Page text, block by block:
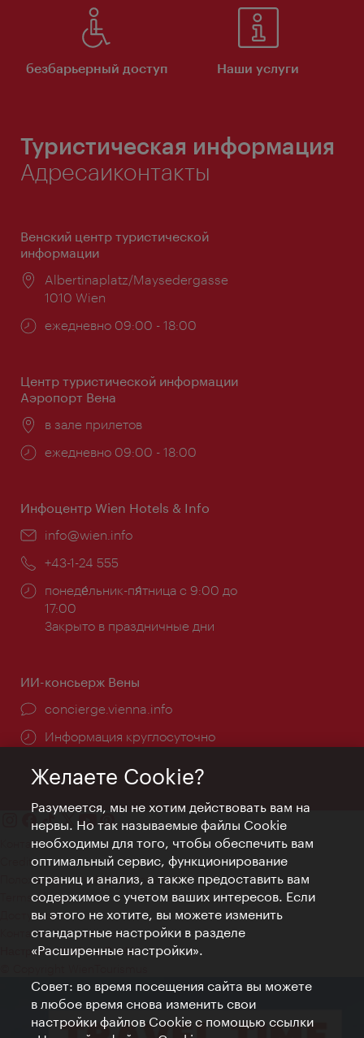
безбарьерный доступ Наши услуги
Туристическая информация
Адресаиконтакты
Венский центр туристической
информации
Расположение:
Albertinaplatz/Maysedergasse
1010 Wien
Часы
ежедневно 09:00 - 18:00
Центр туристической информации
Аэропорт Вена
Расположение:
в зале прилетов
Часы
ежедневно 09:00 - 18:00
Инфоцентр Wien Hotels & Info
Эл.
info@wien.info
Телефон:
+43-1-24 555
Часы
работы:
понеде́льник-пя́тница с 9:00 до
17:00
Закрыто в праздничные дни
ИИ-консьерж Вены
concierge.vienna.info
Информация круглосуточно
Контакт
Credits
Положение о конфиденциальности
Terms of Use
Доступность
Контакты для прессы
Настройки файлов Cookie
Желаете Cookie?
Разумеется, мы не хотим действовать вам на
нервы. Но так называемые файлы Cookie
необходимы для того, чтобы обеспечить вам
оптимальный сервис, функционирование
страниц и анализ, а также предоставить вам
содержимое с учетом ваших интересов. Если
вы этого не хотите, вы можете изменить
стандартные настройки в разделе
«Расширенные настройки».
Совет: во время посещения сайта вы можете
в любое время снова изменить свои
настройки файлов Cookie с помощью ссылки